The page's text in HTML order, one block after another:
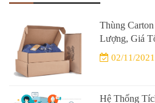
Thùng
Lượng, Giá
02/11/2021
Hệ Thống